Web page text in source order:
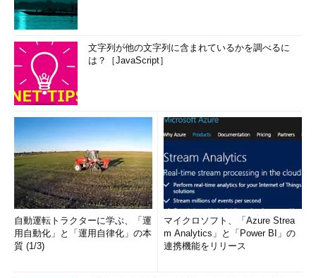
文字列が他の文字列に含まれているかを調べるに
は？［JavaScript］
自動運転トラクターに学ぶ、「運
用自動化」と「運用自律化」の本
質 (1/3)
マイクロソフト、「Azure Strea
m Analytics」と「Power BI」の
連携機能をリリース